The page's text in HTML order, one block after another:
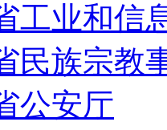
工业和信
民族宗教
公安厅